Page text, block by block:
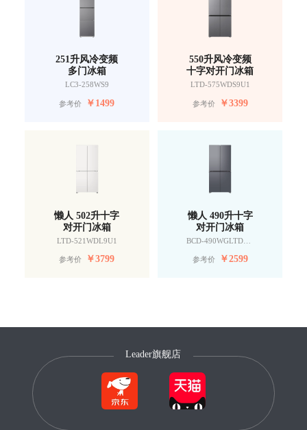
251升风冷变频
多门冰箱
LC3-258WS9
参考价 ￥1499
550升风冷变频
十字对开门冰箱
LTD-575WDS9U1
参考价 ￥3399
懒人 502升十字
对开门冰箱
LTD-521WDL9U1
参考价 ￥3799
懒人 490升十字
对开门冰箱
BCD-490WGLTDD9G9U1
参考价 ￥2599
Leader旗舰店